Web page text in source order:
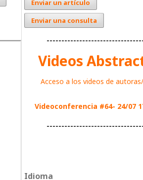
Enviar un artículo
Enviar una consulta
Videos
Acceso a los videos de
Videoconferencia #64- 24/07
Idioma